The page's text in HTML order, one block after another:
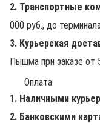
2. Транспортные
000 руб., до
3. Курьерская
Пышма при заказе от
Оплата
1. Наличными
2. Банковскими